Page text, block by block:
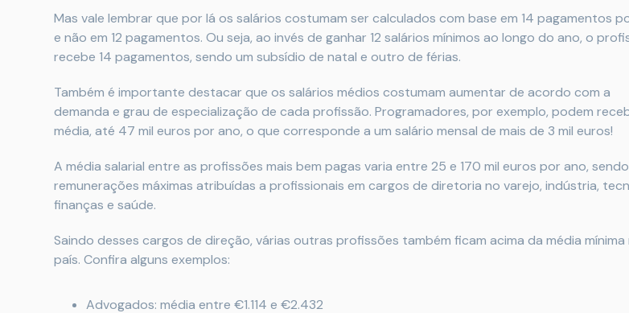
Mas vale lembrar que por lá os salários costumam ser calculados com base em 14 pagamentos
e não em 12 pagamentos. Ou seja, ao invés de ganhar 12 salários mínimos ao longo do ano, o
recebe 14 pagamentos, sendo um subsídio de natal e outro de férias.
Também é importante destacar que os salários médios costumam aumentar de acordo com a
demanda e grau de especialização de cada profissão. Programadores, por exemplo, podem
média, até 47 mil euros por ano, o que corresponde a um salário mensal de mais de 3 mil euros!
A média salarial entre as profissões mais bem pagas varia entre 25 e 170 mil euros por ano,
remunerações máximas atribuídas a profissionais em cargos de diretoria no varejo, indústria,
finanças e saúde.
Saindo desses cargos de direção, várias outras profissões também ficam acima da média mínima
país. Confira alguns exemplos:
Advogados: média entre €1.114 e €2.432